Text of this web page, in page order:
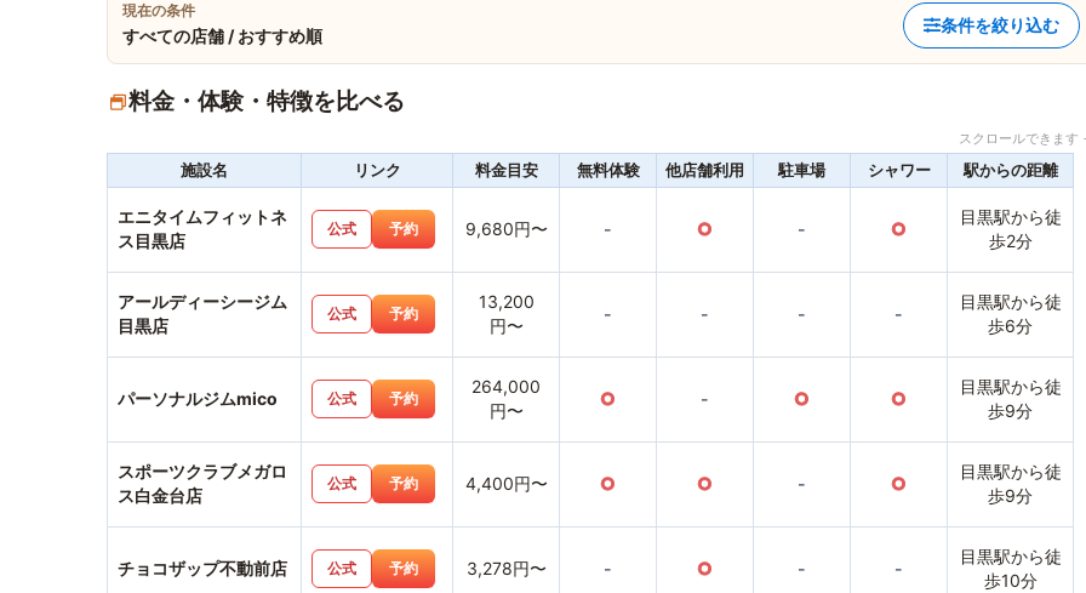
現在の条件
すべての店舗 / おすすめ順
条件を絞り込む
料金・体験・特徴を比べる
スクロールできま
施設名 リンク 料金目安 無料体験 他店舗利用 駐車場 シャワー 駅からの距離
エニタイムフィットネ
ス目黒店
公式 予約 9,680円〜 - ○ - ○
目黒駅から徒
歩2分
アールディーシージム
目黒店
公式 予約
13,200
円〜
- - - -
目黒駅から徒
歩6分
パーソナルジムmico 公式 予約
264,000
円〜
○ - ○ ○
目黒駅から徒
歩9分
スポーツクラブメガロ
ス白金台店
公式 予約 4,400円〜 ○ ○ - ○
目黒駅から徒
歩9分
チョコザップ不動前店 公式 予約 3,278円〜 - ○ - -
目黒駅から徒
歩10分